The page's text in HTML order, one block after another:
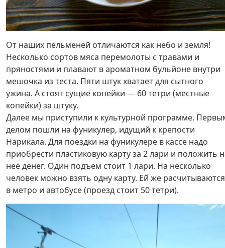
От наших пельменей отличаются как небо и земля!
Несколько сортов мяса перемолоты с травами и
пряностями и плавают в ароматном бульйоне внутри
мешочка из теста. Пяти штук хватает для сытного
ужина. А стоят сущие копейки — 60 тетри (местные
копейки) за штуку.
Далее мы приступили к культурной программе.
делом пошли на фуникулер, идущий к крепости
Нарикала. Для поездки на фуникулере в кассе надо
приобрести пластиковую карту за 2 лари и положить
неё денег. Один подъем стоит 1 лари. На несколько
человек можно взять одну карту. Ей же расчитываются
в метро и автобусе (проезд стоит 50 тетри).